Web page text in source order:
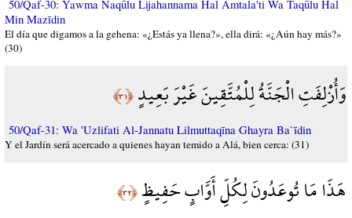
50/Qaf-30: Yawma Naqūlu Lijahannama Hal Amtala'ti Wa Taqūlu Hal
Min Mazīdin
El día que digamos a la gehena: «¿Estás ya llena?», ella dirá: «¿Aún hay más?»
(30)
وَأُزْلِفَتِ الْجَنَّةُ لِلْمُتَّقِينَ غَيْرَ بَعِيدٍ﴿٣١﴾
50/Qaf-31: Wa 'Uzlifati Al-Jannatu Lilmuttaqīna Ghayra Ba`īdin
Y el Jardín será acercado a quienes hayan temido a Alá, bien cerca: (31)
هَذَا مَا تُوعَدُونَ لِكُلِّ أَوَّابٍ حَفِيظٍ﴿٣٢﴾